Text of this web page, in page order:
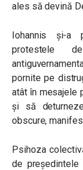
ales să devină
Iohannis și-a
protestele
pornite pe
atât în mesajele
și să
obscure,
Psihoza
de președintele